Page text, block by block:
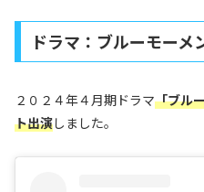
ドラマ：ブルーモーメ
２０２４年４月期ドラマ「ブル
ト出演しました。